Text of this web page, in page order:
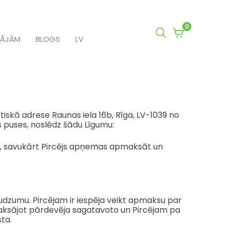
BLOGS LV
0
0
adrese Raunas iela 16b, Rīga, LV-1039 no
noslēdz šādu Līgumu:
Pircējs apņemas apmaksāt un
Pircējam ir iespēja veikt apmaksu par
pārdevēja sagatavoto un Pircējam pa